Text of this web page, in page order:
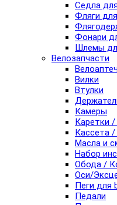
Седла
Фляги
Фонари
Шлемы
Велозапчасти
Вилки
Втулки
Камеры
Каретки
Кассета
Масла и
Набор
Обода /
Оси/
Пеги для
Педали